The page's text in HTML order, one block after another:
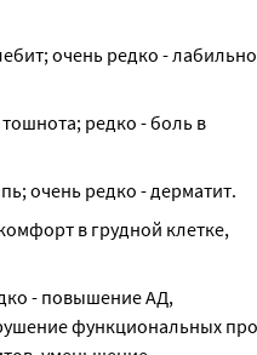
очень редко -
редко - боль в
очень редко - дерматит.
в грудной клетке,
- повышение АД,
функциональных